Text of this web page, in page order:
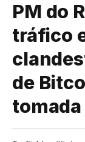
PM do
tráfico
de
tomada